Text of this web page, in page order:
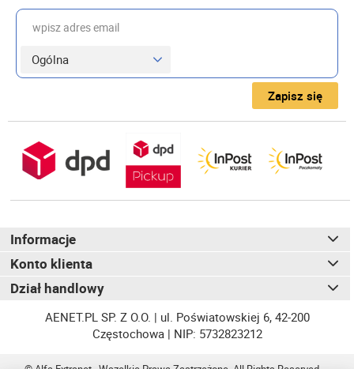
wpisz adres email
Zapisz się
Informacje
Konto klienta
Dział handlowy
AENET.PL SP. Z O.O. | ul. Poświatowskiej 6, 42-200
Częstochowa | NIP: 5732823212